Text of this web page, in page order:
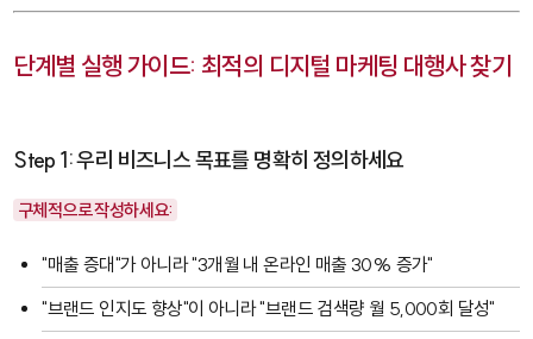
단계별 실행 가이드: 최적의 디지털 마케팅 대행사 찾기
Step 1: 우리 비즈니스 목표를 명확히 정의하세요
구체적으로 작성하세요:
"매출 증대"가 아니라 "3개월 내 온라인 매출 30% 증가"
"브랜드 인지도 향상"이 아니라 "브랜드 검색량 월 5,000회 달성"